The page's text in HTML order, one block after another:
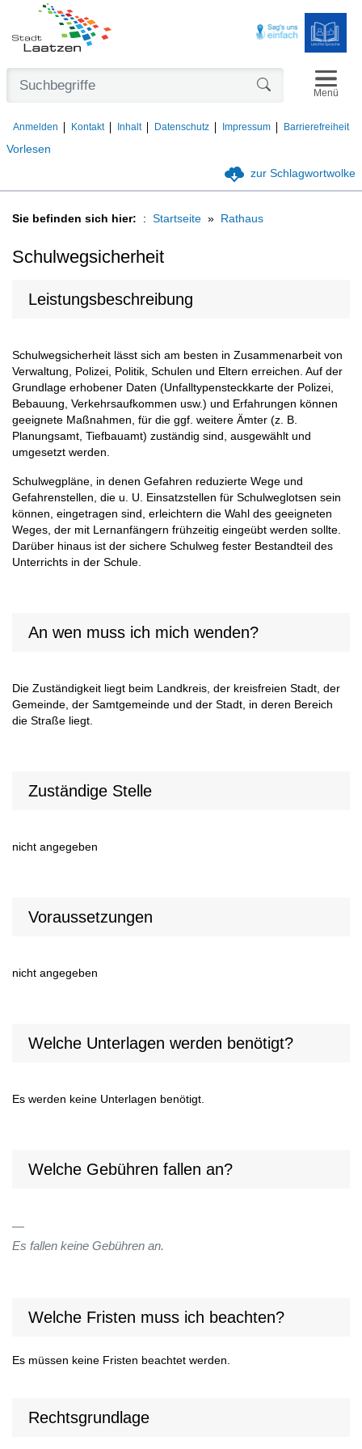
Vorlesen
Anmelden Kontakt Inhalt Datenschutz Impressum Barrierefreiheit
Menü
zur Schlagwortwolke
Sie befinden sich hier: Startseite Rathaus
Schulwegsicherheit
Leistungsbeschreibung
Schulwegsicherheit lässt sich am besten in Zusammenarbeit von
Verwaltung, Polizei, Politik, Schulen und Eltern erreichen. Auf der
Grundlage erhobener Daten (Unfalltypensteckkarte der Polizei,
Bebauung, Verkehrsaufkommen usw.) und Erfahrungen können
geeignete Maßnahmen, für die ggf. weitere Ämter (z. B.
Planungsamt, Tiefbauamt) zuständig sind, ausgewählt und
umgesetzt werden.
Schulwegpläne, in denen Gefahren reduzierte Wege und
Gefahrenstellen, die u. U. Einsatzstellen für Schulweglotsen sein
können, eingetragen sind, erleichtern die Wahl des geeigneten
Weges, der mit Lernanfängern frühzeitig eingeübt werden sollte.
Darüber hinaus ist der sichere Schulweg fester Bestandteil des
Unterrichts in der Schule.
An wen muss ich mich wenden?
Die Zuständigkeit liegt beim Landkreis, der kreisfreien Stadt, der
Gemeinde, der Samtgemeinde und der Stadt, in deren Bereich
die Straße liegt.
Zuständige Stelle
nicht angegeben
Voraussetzungen
nicht angegeben
Welche Unterlagen werden benötigt?
Es werden keine Unterlagen benötigt.
Welche Gebühren fallen an?
Es fallen keine Gebühren an.
Welche Fristen muss ich beachten?
Es müssen keine Fristen beachtet werden.
Rechtsgrundlage